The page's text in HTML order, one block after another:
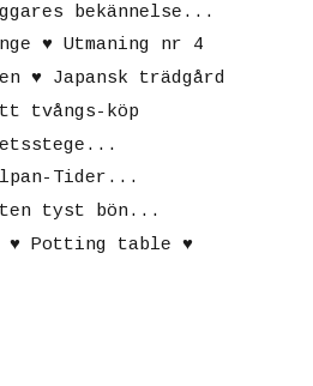
bekännelse...
♥ Utmaning nr 4
♥ Japansk trädgård
tvångs-köp
Tider...
tyst bön...
♥ Potting table ♥